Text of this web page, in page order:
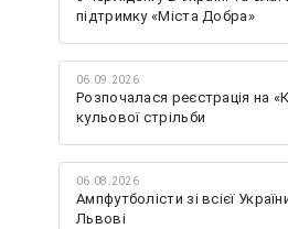
підтримку «Міста Добра»
06.09.2026
Розпочалася реєстрація на
кульової стрільби
06.08.2026
Ампфутболісти зі всієї
Львові